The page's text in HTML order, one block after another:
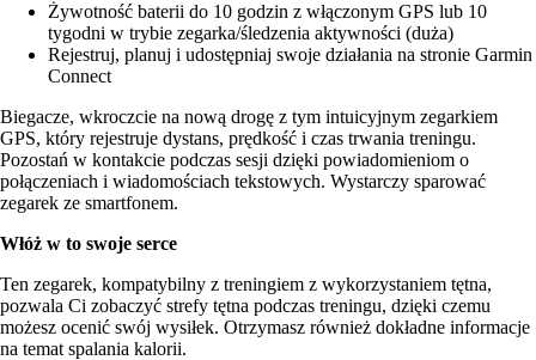
Żywotność baterii do 10 godzin z włączonym GPS lub 10
tygodni w trybie zegarka/śledzenia aktywności (duża)
Rejestruj, planuj i udostępniaj swoje działania na stronie Garmin
Connect
Biegacze, wkroczcie na nową drogę z tym intuicyjnym zegarkiem
GPS, który rejestruje dystans, prędkość i czas trwania treningu.
Pozostań w kontakcie podczas sesji dzięki powiadomieniom o
połączeniach i wiadomościach tekstowych. Wystarczy sparować
zegarek ze smartfonem.
Włóż w to swoje serce
Ten zegarek, kompatybilny z treningiem z wykorzystaniem tętna,
pozwala Ci zobaczyć strefy tętna podczas treningu, dzięki czemu
możesz ocenić swój wysiłek. Otrzymasz również dokładne informacje
na temat spalania kalorii.